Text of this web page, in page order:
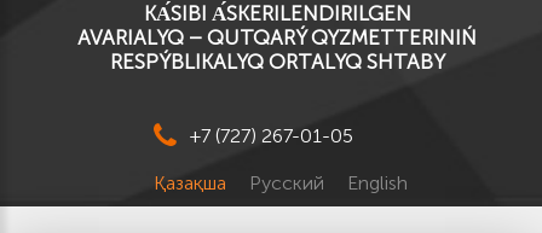
KА́SІBI А́SKERILENDIRILGEN
AVARIALYQ – QUTQARÝ QYZMETTERINIŃ
RESPÝBLIKALYQ ORTALYQ SHTABY
+7 (727) 267-01-05
Қазақша Русский English